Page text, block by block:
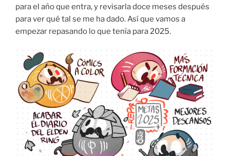
para el año que entra, y revisarla doce meses después
para ver qué tal se me ha dado. Así que vamos a
empezar repasando lo que tenía para 2025.